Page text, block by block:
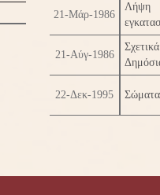
21-Μάρ-1986
Λήψη
21-Αύγ-1986
22-Δεκ-1995 Σώματα